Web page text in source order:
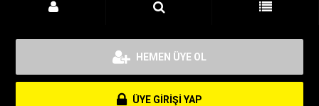
HEMEN ÜYE OL
ÜYE GİRİŞİ YAP